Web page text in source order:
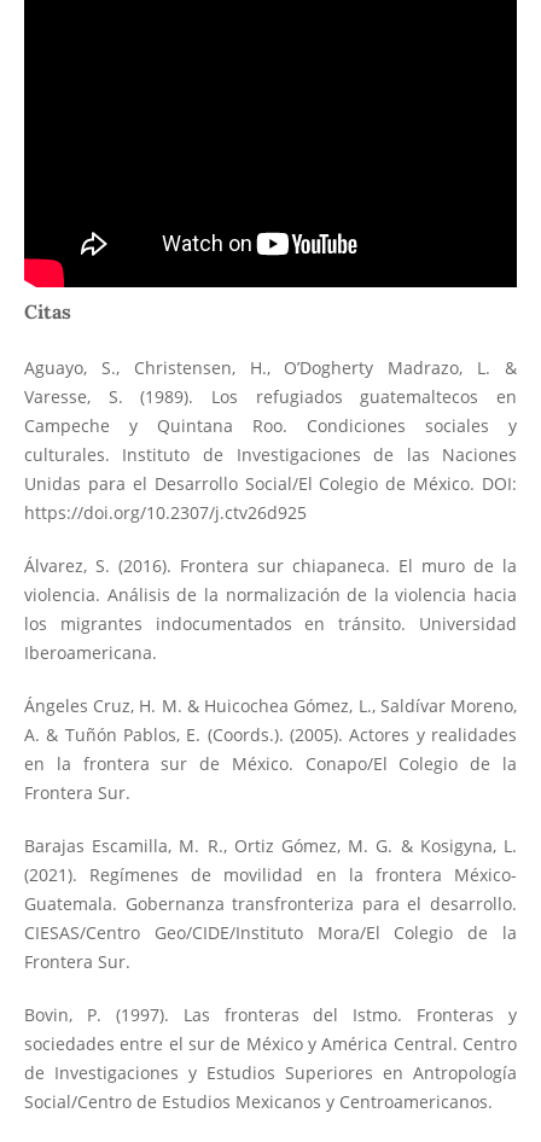
Citas
Aguayo, S., Christensen, H., O’Dogherty Madrazo, L. &
Varesse, S. (1989). Los refugiados guatemaltecos en
Campeche y Quintana Roo. Condiciones sociales y
culturales. Instituto de Investigaciones de las Naciones
Unidas para el Desarrollo Social/El Colegio de México. DOI:
https://doi.org/10.2307/j.ctv26d925
Álvarez, S. (2016). Frontera sur chiapaneca. El muro de la
violencia. Análisis de la normalización de la violencia hacia
los migrantes indocumentados en tránsito. Universidad
Iberoamericana.
Ángeles Cruz, H. M. & Huicochea Gómez, L., Saldívar Moreno,
A. & Tuñón Pablos, E. (Coords.). (2005). Actores y realidades
en la frontera sur de México. Conapo/El Colegio de la
Frontera Sur.
Barajas Escamilla, M. R., Ortiz Gómez, M. G. & Kosigyna, L.
(2021). Regímenes de movilidad en la frontera México-
Guatemala. Gobernanza transfronteriza para el desarrollo.
CIESAS/Centro Geo/CIDE/Instituto Mora/El Colegio de la
Frontera Sur.
Bovin, P. (1997). Las fronteras del Istmo. Fronteras y
sociedades entre el sur de México y América Central. Centro
de Investigaciones y Estudios Superiores en Antropología
Social/Centro de Estudios Mexicanos y Centroamericanos.